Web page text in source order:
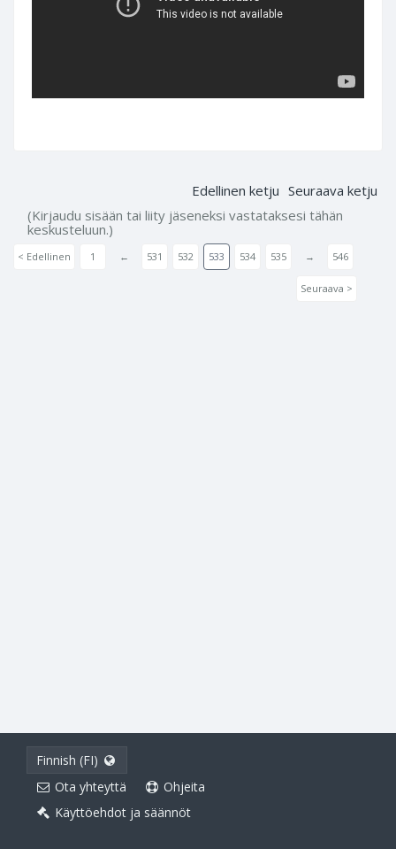
Edellinen ketju Seuraava ketju
(Kirjaudu sisään tai liity jäseneksi vastataksesi tähän
keskusteluun.)
< Edellinen 1 ← 531 532 533 534 535 → 546
Seuraava >
Finnish (FI)
Ota yhteyttä
Ohjeita
Käyttöehdot ja säännöt